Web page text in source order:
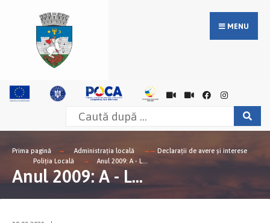
MENU
Prima pagină Administrația locală
Declarații de avere și interese
Poliția Locală
Anul 2009: A - L...
Anul 2009: A - L...